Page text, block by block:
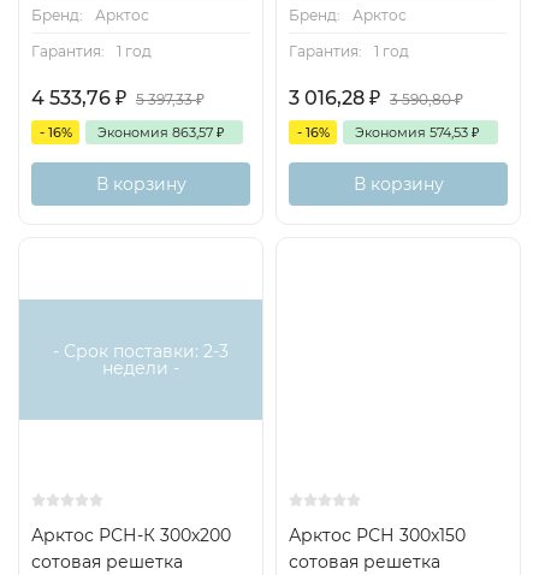
Бренд:
Арктос
Гарантия:
1 год
4 533,76 ₽ 5 397,33₽
- 16% Экономия 863,57 ₽
В корзину
Бренд:
Арктос
Гарантия:
1 год
3 016,28 ₽ 3 590,80₽
- 16% Экономия 574,53 ₽
В корзину
- Срок поставки: 2-3
недели -
Арктос РСН-К 300х200
сотовая решетка
Арктос РСН 300x150
сотовая решетка